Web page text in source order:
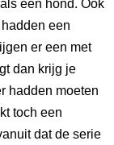
een hond. Ook
een
er een met
dan krijg je
hadden moeten
toch een
dat de serie